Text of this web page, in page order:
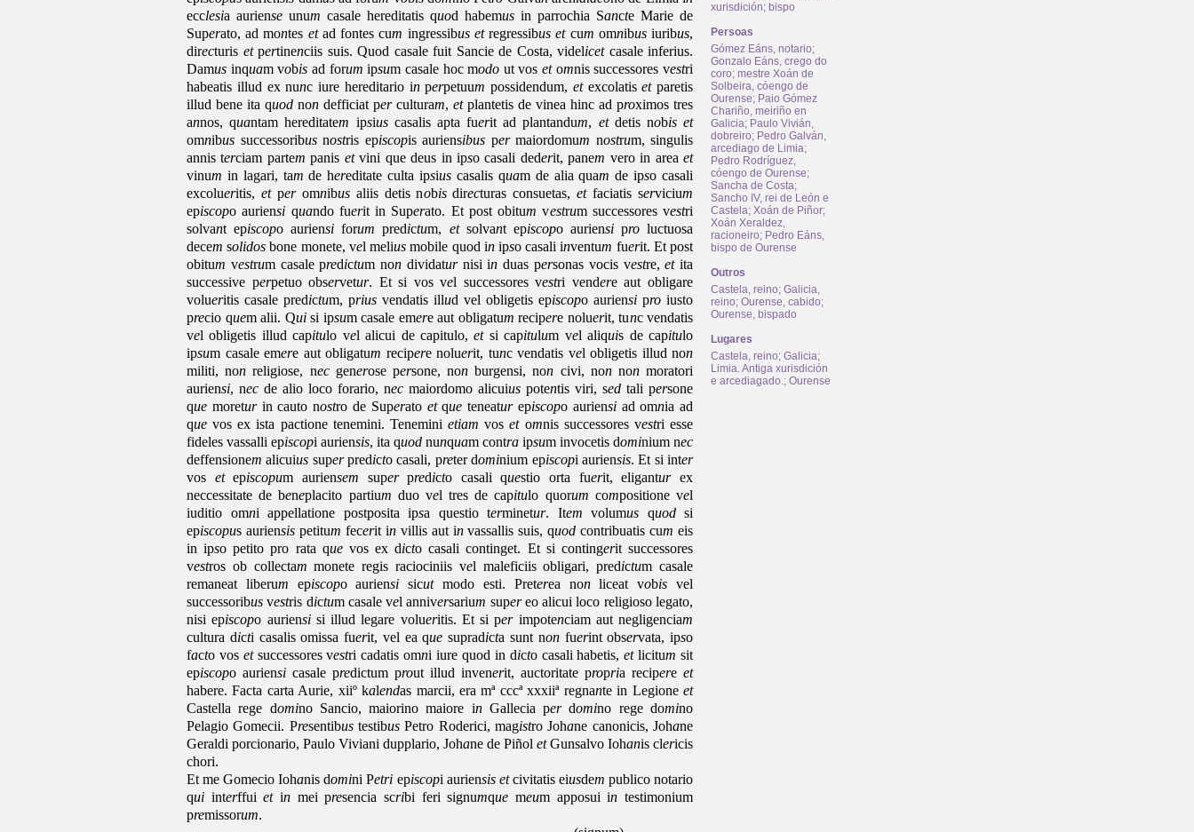
ecclesia auriense unum casale hereditatis quod habemus in parrochia Sancte Marie de
Superato, ad montes etad fontes cum ingressibus etregressibus etcum omnibusiuribus,
directuris etpertinenciis suis. Quod casale fuit Sancie de Costa, videlicetcasale inferius.
Damus inquam vobis ad forum ipsum casale hoc modo ut vosetomnis successores vestri
habeatis illud ex nunc iure hereditario inperpetuum possidendum, etexcolatisetparetis
illud bene ita quod non defficiat perculturam, etplantetis de vinea hinc ad proximos tres
annos, quantam hereditatem ipsiuscasalis apta fuerit ad plantandum, etdetis nobis et
omnibus successoribusnostris episcopis auriensibus permaiordomum nostrum, singulis
annis terciam partem panis etvini que deus in ipso casali dederit, panem vero in area et
vinum in lagari, tam de hereditate culta ipsius casalis quam de alia quam de ipso casali
excolueritis, etperomnibusaliis detis nobisdirecturas consuetas,etfaciatis servicium
episcopo auriensi quando fuerit in Superato. Et post obitum vestrum successores vestri
solvant episcopo auriensi forum predictum, etsolvant episcopo auriensiproluctuosa
decem solidos bone monete, vel melius mobile quod inipso casali inventum fuerit. Et post
obitum vestrum casale predictum non dividaturnisi in duas personas vocis vestre,etita
successive perpetuo observetur. Et si vos vel successores vestri vendere aut obligare
volueritis casale predictum, prius vendatis illud vel obligetis episcopo auriensi pro iusto
precio quem alii. Quisi ipsum casale emere aut obligatum recipere noluerit, tunc vendatis
vel obligetis illud capitulo vel alicui de capitulo,etsi capitulum vel aliquis de capitulo
ipsum casale emere aut obligatum recipere noluerit, tunc vendatis vel obligetis illud non
militi, non religiose, necgenerose persone, non burgensi, non civi, nonnonmoratori
auriensi, nec de alio loco forario, nec maiordomo alicuius potentis viri, sed tali persone
que moreturin cauto nostro de Superato etque teneaturepiscopo auriensiad omnia ad
que vos ex ista pactione tenemini. Teneminietiam vosetomnis successores vestri esse
fideles vassalli episcopi auriensis, ita quod nunquam contra ipsum invocetis dominium nec
deffensionem alicuius superpredicto casali, preter dominium episcopi auriensis. Et si inter
vos etepiscopum auriensem superpredicto casali questio orta fuerit, eliganturex
neccessitate de beneplacito partium duo vel tres de capitulo quorum compositione vel
iuditio omni appellatione postposita ipsa questio terminetur. Item volumus quodsi
episcopus auriensispetitum fecerit invillis aut invassallis suis, quod contribuatis cum eis
in ipso petito pro rata quevos ex dicto casali continget. Et si contingerit successores
vestros ob collectam monete regis raciociniis vel maleficiis obligari, predictum casale
remaneat liberum episcopo auriensi sicutmodo esti. Preterea nonliceat vobis vel
successoribus vestris dictum casale vel anniversarium supereo alicui loco religioso legato,
nisi episcopo auriensisi illud legare volueritis. Et si perimpotenciam aut negligenciam
cultura dicti casalis omissa fuerit, vel ea que supradicta sunt nonfuerint observata, ipso
facto vos etsuccessores vestri cadatis omni iure quod in dicto casali habetis,etlicitum sit
episcopo auriensi casale predictum prout illud invenerit, auctoritate propria recipere et
habere. Facta carta Aurie, xiiº kalendas marcii, era mª cccª xxxiiª regnante in Legioneet
Castella rege domino Sancio, maiorino maiore inGallecia perdomino rege domino
Pelagio Gomecii. Presentibustestibus Petro Roderici, magistro Johane canonicis, Johane
Geraldi porcionario, Paulo Viviani dupplario, Johane de Piñol etGunsalvo Iohanis clericis
chori.
Et me Gomecio Iohanis domini Petri episcopi auriensis etcivitatis eiusdem publico notario
qui interffuietin mei presencia scribi feri signumque meum apposui in testimonium
premissorum.
xurisdición; bispo
Persoas
Gómez Eáns, notario;
Gonzalo Eáns, crego do
coro; mestre Xoán de
Solbeira, cóengo de
Ourense; Paio Gómez
Chariño, meiriño en
Galicia; Paulo Vivián,
dobreiro; Pedro Galván,
arcediago de Limia;
Pedro Rodríguez,
cóengo de Ourense;
Sancha de Costa;
Sancho IV, rei de León e
Castela; Xoán de Piñor;
Xoán Xeraldez,
racioneiro; Pedro Eáns,
bispo de Ourense
Outros
Castela, reino; Galicia,
reino; Ourense, cabido;
Ourense, bispado
Lugares
Castela, reino; Galicia;
Limia. Antiga xurisdición
e arcediagado.; Ourense